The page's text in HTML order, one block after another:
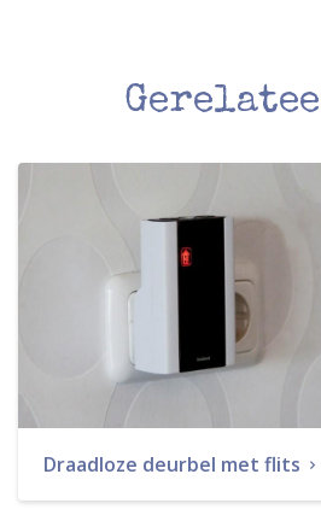
Draadloze deurbel met flits